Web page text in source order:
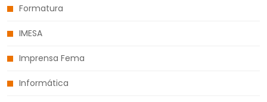
Formatura
IMESA
Imprensa Fema
Informática